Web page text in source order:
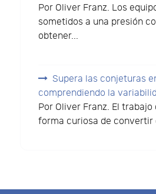
Por Oliver Franz. Los
sometidos a una presión
obtener...
Supera las conjeturas
comprendiendo la
Por Oliver Franz. El trabajo
forma curiosa de convertir